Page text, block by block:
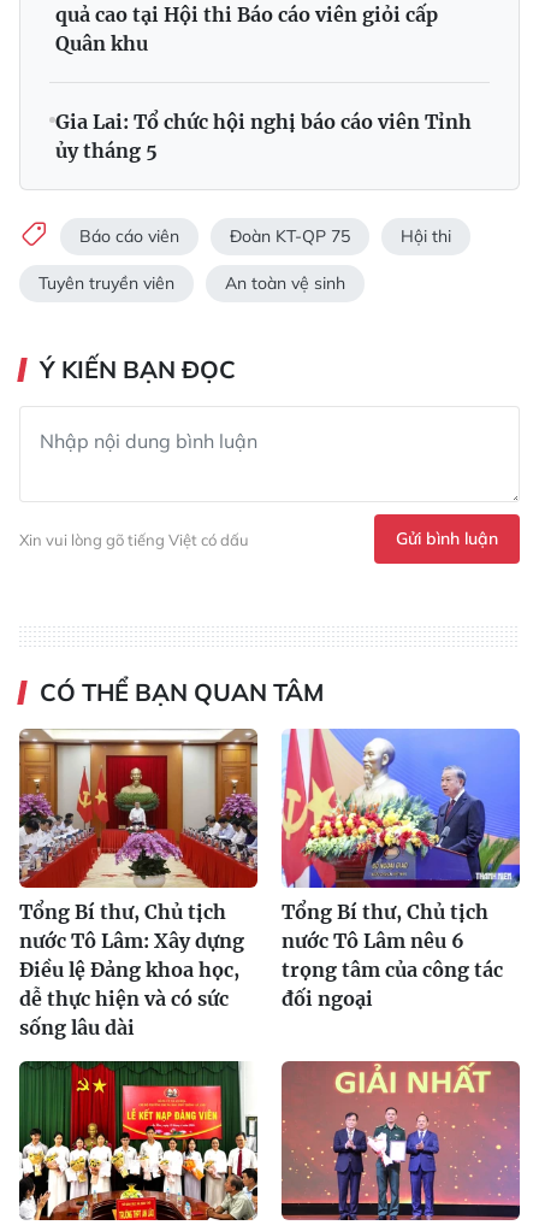
quả cao tại Hội thi Báo cáo viên giỏi cấp
Quân khu
Gia Lai: Tổ chức hội nghị báo cáo viên Tỉnh
ủy tháng 5
Báo cáo viên Đoàn KT-QP 75 Hội thi
Tuyên truyền viên An toàn vệ sinh
Ý KIẾN BẠN ĐỌC
Xin vui lòng gõ tiếng Việt có dấu Gửi bình luận
CÓ THỂ BẠN QUAN TÂM
Tổng Bí thư, Chủ tịch
nước Tô Lâm: Xây dựng
Điều lệ Đảng khoa học,
dễ thực hiện và có sức
sống lâu dài
Tổng Bí thư, Chủ tịch
nước Tô Lâm nêu 6
trọng tâm của công tác
đối ngoại